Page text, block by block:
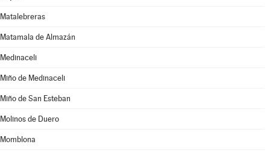
Matalebreras
Matamala de Almazán
Medinaceli
Miño de Medinaceli
Miño de San Esteban
Molinos de Duero
Momblona